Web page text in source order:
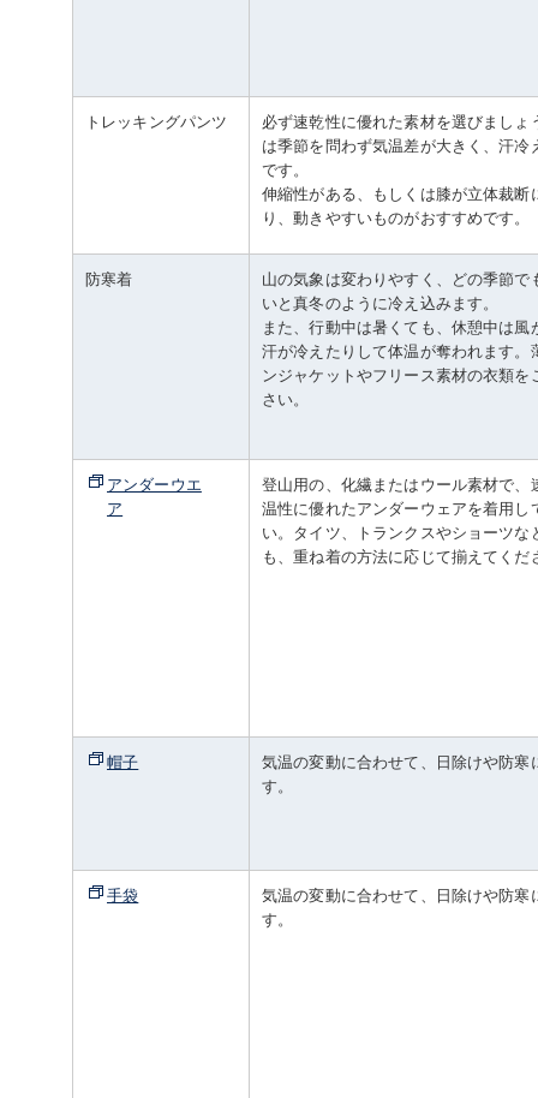
トレッキングパンツ
必ず速乾性に優れた素材を選びましょ
は季節を問わず気温差が大きく、汗冷
です。
伸縮性がある、もしくは膝が立体裁断
り、動きやすいものがおすすめです。
防寒着
山の気象は変わりやすく、どの季節で
いと真冬のように冷え込みます。
また、行動中は暑くても、休憩中は風
汗が冷えたりして体温が奪われます。
ンジャケットやフリース素材の衣類を
さい。
アンダーウエ
ア
登山用の、化繊またはウール素材で、
温性に優れたアンダーウェアを着用し
い。タイツ、トランクスやショーツな
も、重ね着の方法に応じて揃えてくだ
帽子
気温の変動に合わせて、日除けや防寒
す。
手袋
気温の変動に合わせて、日除けや防寒
す。